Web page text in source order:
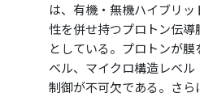
は、有機・無機ハイブリ
性を併せ持つプロトン伝
としている。プロトンが
ベル、マイクロ構造レベ
制御が不可欠である。さ